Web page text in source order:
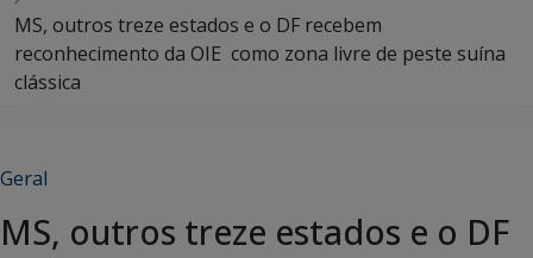
MS, outros treze estados e o DF recebem
reconhecimento da OIE como zona livre de peste suína
clássica
Geral
MS, outros treze estados e o DF